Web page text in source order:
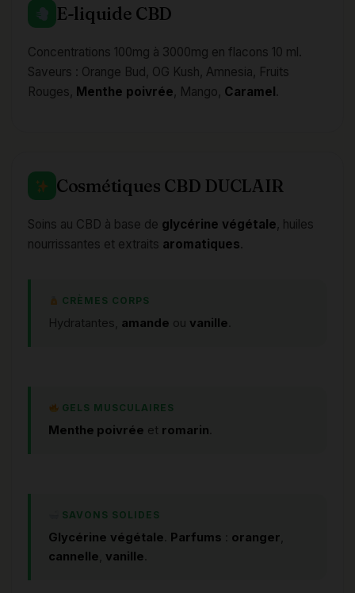
E-liquide CBD
Concentrations 100mg à 3000mg en flacons 10 ml.
Saveurs : Orange Bud, OG Kush, Amnesia, Fruits
Rouges, Menthe poivrée, Mango, Caramel .
Cosmétiques CBD DUCLAIR
Soins au CBD à base de glycérine végétale, huiles
nourrissantes et extraits aromatiques.
CRÈMES CORPS
Hydratantes, amande ou vanille
GELS MUSCULAIRES
Menthe poivrée et romarin
SAVONS SOLIDES
Glycérine végétale Parfums oranger,
cannelle, vanille